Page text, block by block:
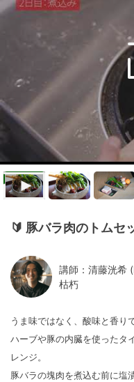
🔰 豚バラ肉のトムセ
講師：清藤洸希
枯朽
うま味ではなく、酸味と香り
ハーブや豚の内臓を使ったタ
レンジ。
豚バラの塊肉を煮込む前に塩